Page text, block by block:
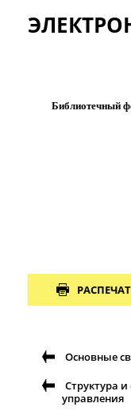
Библиотечный
Основные
Структура
управления